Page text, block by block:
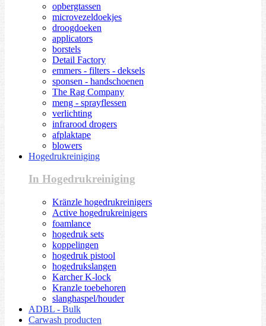
opbergtassen
microvezeldoekjes
droogdoeken
applicators
borstels
Detail Factory
emmers - filters - deksels
sponsen - handschoenen
The Rag Company
meng - sprayflessen
verlichting
infrarood drogers
afplaktape
blowers
Hogedrukreiniging
In Hogedrukreiniging
Kränzle hogedrukreinigers
Active hogedrukreinigers
foamlance
hogedruk sets
koppelingen
hogedruk pistool
hogedrukslangen
Karcher K-lock
Kranzle toebehoren
slanghaspel/houder
ADBL - Bulk
Carwash producten